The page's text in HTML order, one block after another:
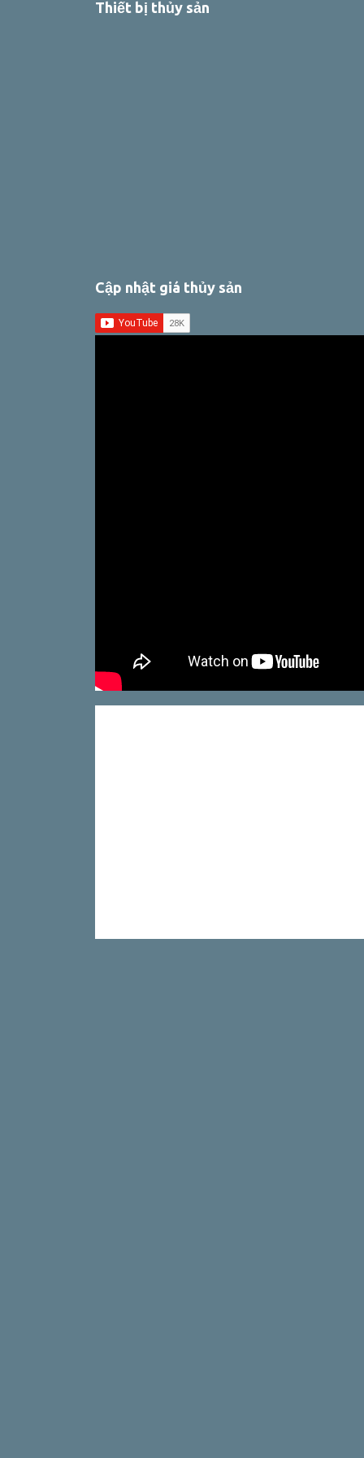
Thiết bị thủy sản
Cập nhật giá thủy sản